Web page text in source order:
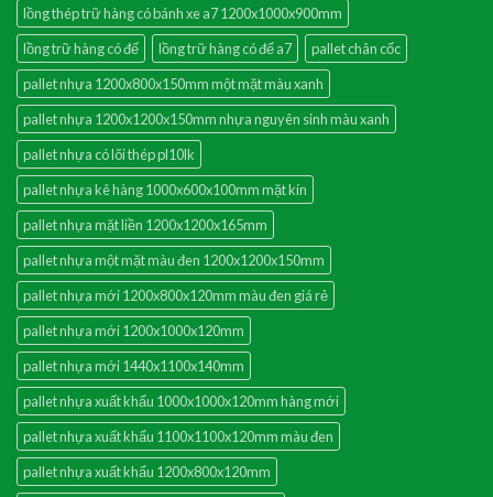
lồng thép trữ hàng có bánh xe a7 1200x1000x900mm
lồng trữ hàng có đế
lồng trữ hàng có đế a7
pallet chân cốc
pallet nhựa 1200x800x150mm một mặt màu xanh
pallet nhựa 1200x1200x150mm nhựa nguyên sinh màu xanh
pallet nhựa có lõi thép pl10lk
pallet nhựa kê hàng 1000x600x100mm mặt kín
pallet nhựa mặt liền 1200x1200x165mm
pallet nhựa một mặt màu đen 1200x1200x150mm
pallet nhựa mới 1200x800x120mm màu đen giá rẻ
pallet nhựa mới 1200x1000x120mm
pallet nhựa mới 1440x1100x140mm
pallet nhựa xuất khẩu 1000x1000x120mm hàng mới
pallet nhựa xuất khẩu 1100x1100x120mm màu đen
pallet nhựa xuất khẩu 1200x800x120mm